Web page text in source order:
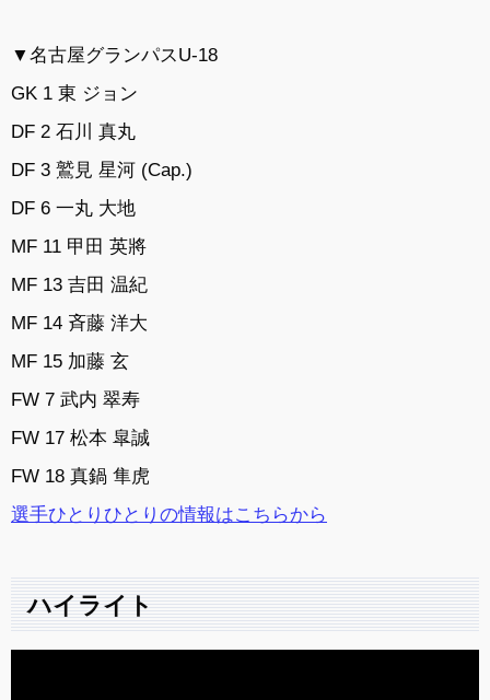
▼名古屋グランパスU-18
GK 1 東 ジョン
DF 2 石川 真丸
DF 3 鷲見 星河 (Cap.)
DF 6 一丸 大地
MF 11 甲田 英將
MF 13 吉田 温紀
MF 14 斉藤 洋大
MF 15 加藤 玄
FW 7 武内 翠寿
FW 17 松本 皐誠
FW 18 真鍋 隼虎
選手ひとりひとりの情報はこちらから
ハイライト